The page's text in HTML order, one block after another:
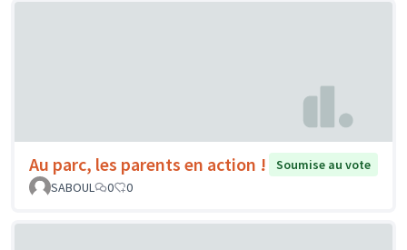
Au parc, les parents en action !
Soumise au vote
SABOUL
0 0